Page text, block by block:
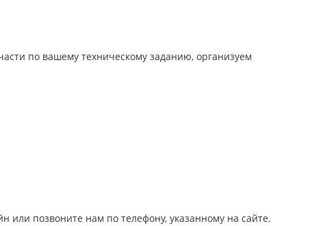
по вашему техническому заданию, организуем
или позвоните нам по телефону, указанному на сайте.